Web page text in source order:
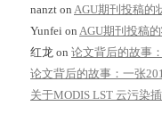
nanzt on AGU期刊投稿的
Yunfei on AGU期刊投稿
红龙 on 论文背后的故事
论文背后的故事：一张
关于MODIS LST 云污染